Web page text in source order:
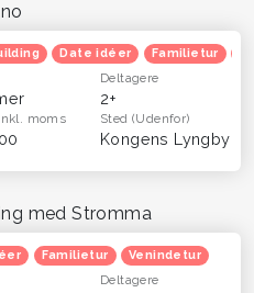
Date idéer Familietur
Deltagere
2+
moms Sted(Udenfor)
Kongens Lyngby
med Stromma
Familietur Venindetur
Deltagere